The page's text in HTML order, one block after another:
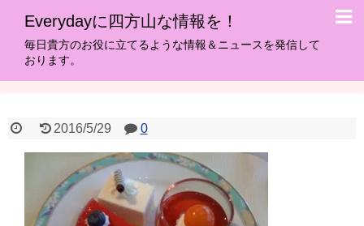
Everydayに四方山な情報を！
毎日貴方のお役に立てるような情報＆ニュースを発信して
おります。
2016/5/29 0